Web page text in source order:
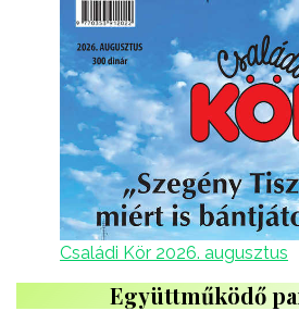
Családi Kör 2026. augusztus
Együttműködő